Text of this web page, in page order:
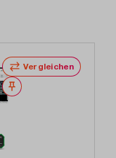
Vergleichen
Merken